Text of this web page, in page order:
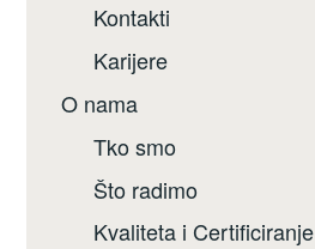
Kontakti
Karijere
O nama
Tko smo
Što radimo
Kvaliteta i Certificiranje